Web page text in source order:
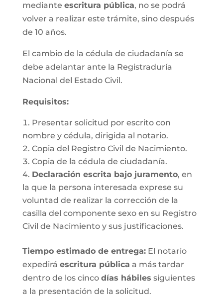
mediante escritura pública, no se podrá
volver a realizar este trámite, sino después
de 10 años.
El cambio de la cédula de ciudadanía se
debe adelantar ante la Registraduría
Nacional del Estado Civil.
Requisitos:
Presentar solicitud por escrito con
nombre y cédula, dirigida al notario.
Copia del Registro Civil de Nacimiento.
Copia de la cédula de ciudadanía.
Declaración escrita bajo juramento, en
la que la persona interesada exprese su
voluntad de realizar la corrección de la
casilla del componente sexo en su Registro
Civil de Nacimiento y sus justificaciones.
Tiempo estimado de entrega:El notario
expedirá escritura pública a más tardar
dentro de los cinco días hábiles siguientes
a la presentación de la solicitud.